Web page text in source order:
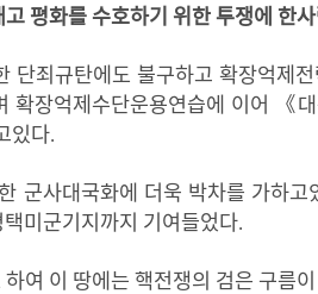
고 평화를 수호하기 위한 투쟁에 한사
단죄규탄에도 불구하고 확장억제
확장억제수단운용연습에 이어 《
있다.
군사대국화에 더욱 박차를 가하고
택미군기지까지 기여들었다.
하여 이 땅에는 핵전쟁의 검은 구름이